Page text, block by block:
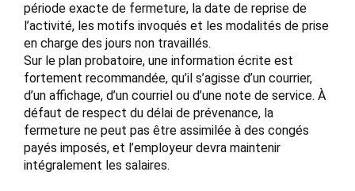
période exacte de fermeture, la date de reprise de
l’activité, les motifs invoqués et les modalités de prise
en charge des jours non travaillés.
Sur le plan probatoire, une information écrite est
fortement recommandée, qu’il s’agisse d’un courrier,
d’un affichage, d’un courriel ou d’une note de service. À
défaut de respect du délai de prévenance, la
fermeture ne peut pas être assimilée à des congés
payés imposés, et l’employeur devra maintenir
intégralement les salaires.